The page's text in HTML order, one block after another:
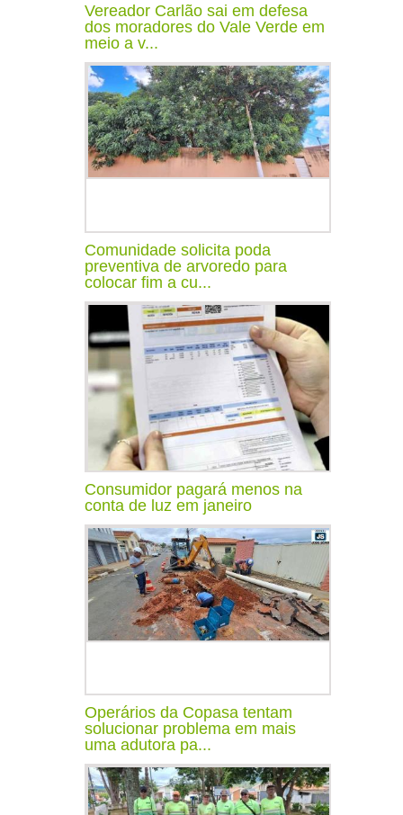
Vereador Carlão sai em defesa
dos moradores do Vale Verde em
meio a v...
Comunidade solicita poda
preventiva de arvoredo para
colocar fim a cu...
Consumidor pagará menos na
conta de luz em janeiro
Operários da Copasa tentam
solucionar problema em mais
uma adutora pa...